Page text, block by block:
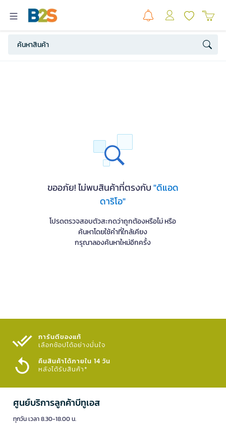
ขออภัย! ไม่พบสินค้าที่ตรงกับ"ดิแอด
ดาริโอ"
โปรดตรวจสอบตัวสะกดว่าถูกต้องหรือไม่ หรือ
ค้นหาโดยใช้คำที่ใกล้เคียง
กรุณาลองค้นหาใหม่อีกครั้ง
การันตีของแท้
เลือกช้อปได้อย่างมั่นใจ​
คืนสินค้าได้ภายใน 14 วัน
หลังได้รับสินค้า*
ศูนย์บริการลูกค้าบีทูเอส
ทุกวัน เวลา 8.30-18.00 น.